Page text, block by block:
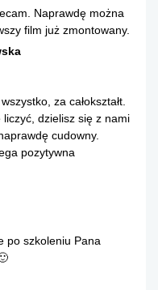
Naprawdę można
film już zmontowany.
za całokształt.
dzielisz się z nami
cudowny.
pozytywna
po szkoleniu Pana